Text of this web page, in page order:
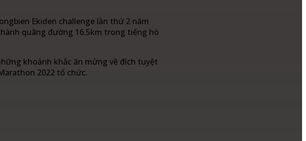
Ekiden challenge lần thứ 2 năm
quãng đường 16.5km trong tiếng hò
khoảnh khắc ăn mừng về đích tuyệt
2022 tổ chức.